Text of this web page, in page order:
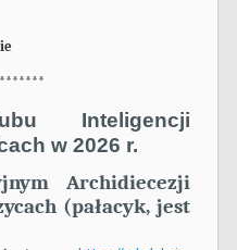
Inteligencji
w 2026 r.
Archidiecezji
(pałacyk, jest